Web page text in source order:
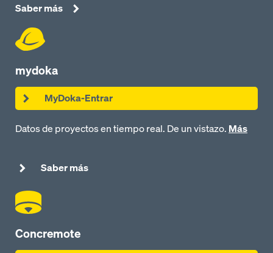
Saber más
mydoka
MyDoka-Entrar
Datos de proyectos en tiempo real. De un vistazo. Más
Saber más
Concremote